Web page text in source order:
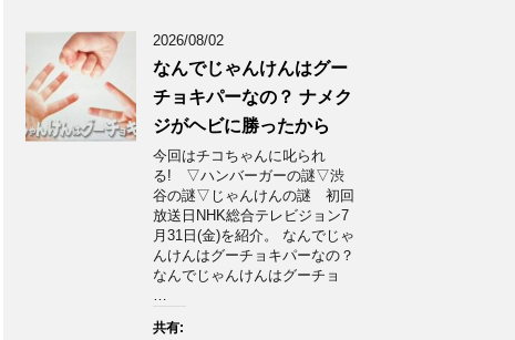
2026/08/02
なんでじゃんけんはグー
チョキパーなの？ ナメク
ジがヘビに勝ったから
今回はチコちゃんに叱られ
る! ▽ハンバーガーの謎▽渋
谷の謎▽じゃんけんの謎 初回
放送日NHK総合テレビジョン7
月31日(金)を紹介。 なんでじゃ
んけんはグーチョキパーなの？
なんでじゃんけんはグーチョ
…
共有: